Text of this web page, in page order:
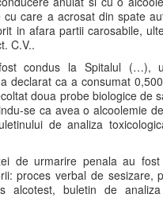
cu care a acrosat din spate
in afara partii carosabile,
C.V..
condus la Spitalul (…),
declarat ca a consumat
doua probe biologice de
se ca avea o alcoolemie
de analiza
de urmarire penala au fost
proces verbal de sesizare,
alcotest, buletin de analiza